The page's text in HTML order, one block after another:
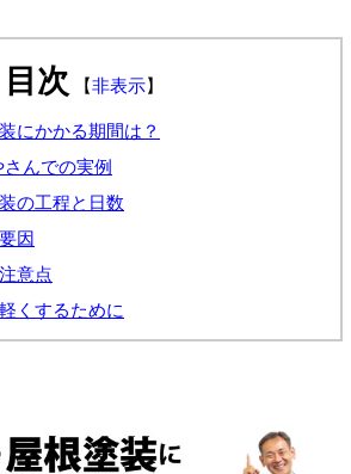
目次 【非表示】
にかかる期間は？
んでの実例
の工程と日数
因
意点
くするために